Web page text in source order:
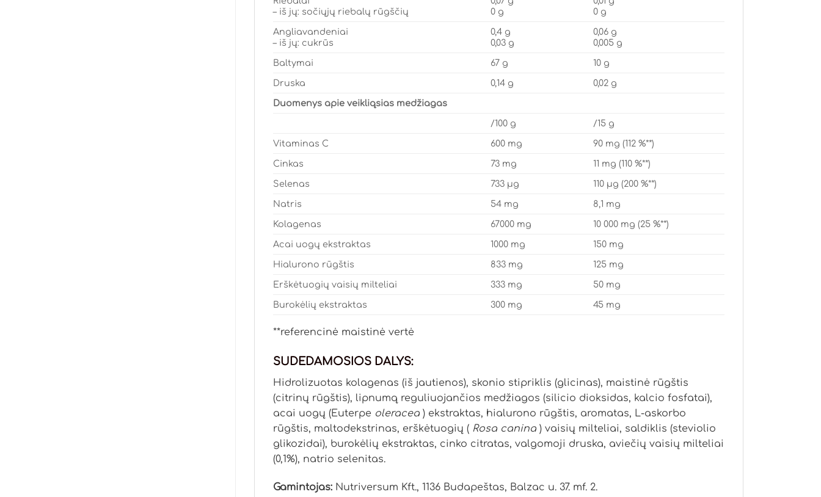
– iš jų: sočiųjų riebalų rūgščių
0 g
0 g
Angliavandeniai
– iš jų: cukrūs
0,4 g
0,03 g
0,06 g
0,005 g
Baltymai 67 g 10 g
Druska 0,14 g 0,02 g
Duomenys apie veikliąsias medžiagas
/100 g /15 g
Vitaminas C 600 mg 90 mg (112 %**)
Cinkas 73 mg 11 mg (110 %**)
Selenas 733 µg 110 µg (200 %**)
Natris 54 mg 8,1 mg
Kolagenas 67000 mg 10 000 mg (25 %**)
Acai uogų ekstraktas 1000 mg 150 mg
Hialurono rūgštis 833 mg 125 mg
Erškėtuogių vaisių milteliai 333 mg 50 mg
Burokėlių ekstraktas 300 mg 45 mg
**referencinė maistinė vertė
SUDEDAMOSIOS DALYS:
Hidrolizuotas kolagenas (iš jautienos), skonio stipriklis (glicinas), maistinė rūgštis
(citrinų rūgštis), lipnumą reguliuojančios medžiagos (silicio dioksidas, kalcio fosfatai),
acai uogų (Euterpe oleracea) ekstraktas, hialurono rūgštis, aromatas, L-askorbo
rūgštis, maltodekstrinas, erškėtuogių ( Rosa canina) vaisių milteliai, saldiklis (steviolio
glikozidai), burokėlių ekstraktas, cinko citratas, valgomoji druska, aviečių vaisių milteliai
(0,1%), natrio selenitas.
Gamintojas:Nutriversum Kft., 1136 Budapeštas, Balzac u. 37. mf. 2.